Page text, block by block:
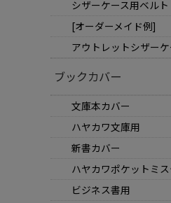
シザーケース用ベルト
[オーダーメイド例]
アウトレットシザーケ
ブックカバー
文庫本カバー
ハヤカワ文庫用
新書カバー
ハヤカワポケットミ
ビジネス書用